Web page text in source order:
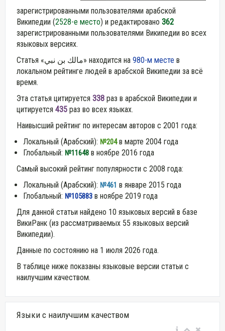
зарегистрированными пользователями арабской
Википедии (2528-е место) и редактировано 362
зарегистрированными пользователями Википедии во всех
языковых версиях.
Статья «مالك بن نبي» находится на 980-м месте в
локальном рейтинге людей в арабской Википедии за всё
время.
Эта статья цитируется 338 раз в арабской Википедии и
цитируется 435 раз во всех языках.
Наивысший рейтинг по интересам авторов с 2001 года:
Локальный (Арабский): №204в марте 2004 года
Глобальный: №11648 в ноябре 2016 года
Самый высокий рейтинг популярности с 2008 года:
Локальный (Арабский): №461 в январе 2015 года
Глобальный: №105883 в ноябре 2019 года
Для данной статьи найдено 10 языковых версий в базе
ВикиРанк (из рассматриваемых 55 языковых версий
Википедии).
Данные по состоянию на 1 июля 2026 года.
В таблице ниже показаны языковые версии статьи с
наилучшим качеством.
Языки с наилучшим качеством